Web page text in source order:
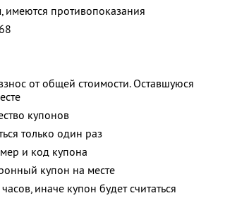
имеются противопоказания
от общей стоимости. Оставшуюся
купонов
только один раз
и код купона
купон на месте
иначе купон будет считаться